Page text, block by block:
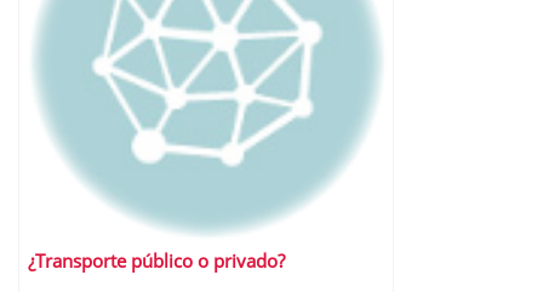
¿Transporte público o privado?